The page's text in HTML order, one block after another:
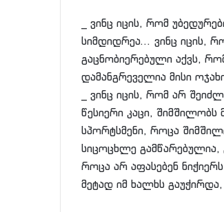
_ ვინც იცის, რომ
სიმდიდრეა… ვინც იცის,
გაცნობიერებული აქვს,
დამანგრეველია მისი
_ ვინც იცის, რომ არ
წესიერი კაცი,
სპორტსმენი, როცა
სიცოცხლე გამწარებულია,
როცა არ აფასებენ
მეტად იმ ხალხს